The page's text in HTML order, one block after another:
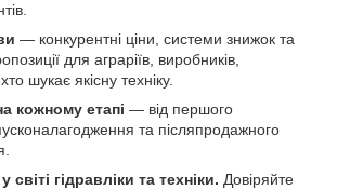
— конкурентні ціни, системи знижок та
для аграріїв, виробників,
шукає якісну техніку.
кожному етапі — від першого
та післяпродажного
гідравліки та техніки. Довіряйте